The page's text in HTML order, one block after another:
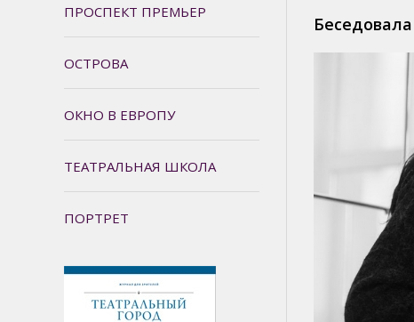
ПРОСПЕКТ ПРЕМЬЕР
ОСТРОВА
ОКНО В ЕВРОПУ
ТЕАТРАЛЬНАЯ ШКОЛА
ПОРТРЕТ